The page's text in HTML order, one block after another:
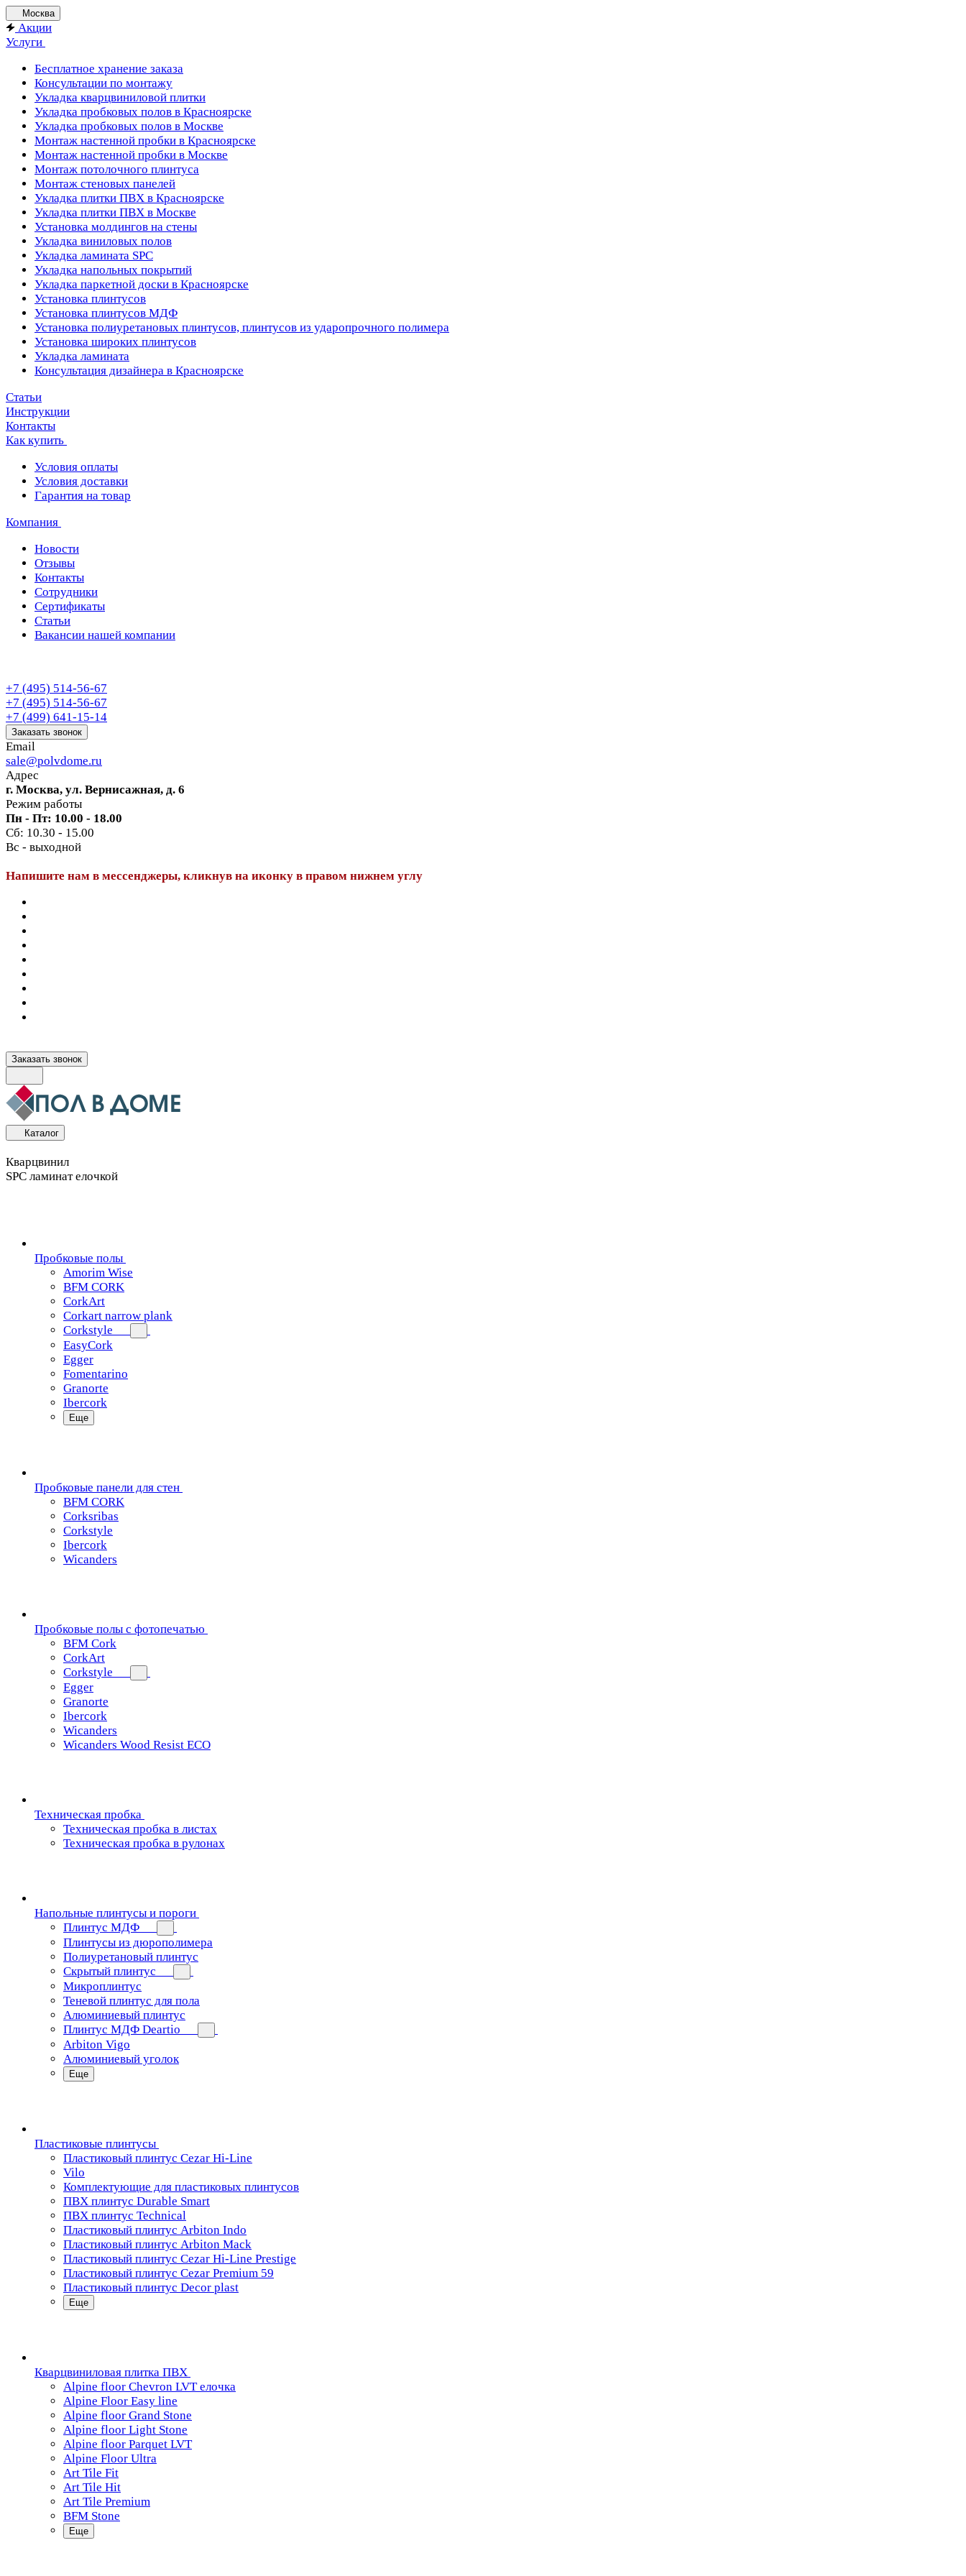
Москва
Акции
Услуги
Бесплатное хранение заказа
Консультации по монтажу
Укладка кварцвиниловой плитки
Укладка пробковых полов в Красноярске
Укладка пробковых полов в Москве
Монтаж настенной пробки в Красноярске
Монтаж настенной пробки в Москве
Монтаж потолочного плинтуса
Монтаж стеновых панелей
Укладка плитки ПВХ в Красноярске
Укладка плитки ПВХ в Москве
Установка молдингов на стены
Укладка виниловых полов
Укладка ламината SPC
Укладка напольных покрытий
Укладка паркетной доски в Красноярске
Установка плинтусов
Установка плинтусов МДФ
Установка полиуретановых плинтусов, плинтусов из ударопрочного полимера
Установка широких плинтусов
Укладка ламината
Консультация дизайнера в Красноярске
Статьи
Инструкции
Контакты
Как купить
Условия оплаты
Условия доставки
Гарантия на товар
Компания
Новости
Отзывы
Контакты
Сотрудники
Сертификаты
Статьи
Вакансии нашей компании
+7 (495) 514-56-67
+7 (495) 514-56-67
+7 (499) 641-15-14
Заказать звонок
Email
sale@polvdome.ru
Адрес
г. Москва, ул. Вернисажная, д. 6
Режим работы
Пн - Пт: 10.00 - 18.00
Сб: 10.30 - 15.00
Вс - выходной
Напишите нам в мессенджеры, кликнув на иконку в правом нижнем углу
Заказать звонок
Каталог
Кварцвинил
SPC ламинат елочкой
Пробковые полы
Amorim Wise
BFM CORK
CorkArt
Corkart narrow plank
Corkstyle
EasyCork
Egger
Fomentarino
Granorte
Ibercork
Еще
Пробковые панели для стен
BFM CORK
Corksribas
Corkstyle
Ibercork
Wicanders
Пробковые полы с фотопечатью
BFM Cork
CorkArt
Corkstyle
Egger
Granorte
Ibercork
Wicanders
Wicanders Wood Resist ECO
Техническая пробка
Техническая пробка в листах
Техническая пробка в рулонах
Напольные плинтусы и пороги
Плинтус МДФ
Плинтусы из дюрополимера
Полиуретановый плинтус
Скрытый плинтус
Микроплинтус
Теневой плинтус для пола
Алюминиевый плинтус
Плинтус МДФ Deartio
Arbiton Vigo
Алюминиевый уголок
Еще
Пластиковые плинтусы
Пластиковый плинтус Cezar Hi-Line
Vilo
Комплектующие для пластиковых плинтусов
ПВХ плинтус Durable Smart
ПВХ плинтус Technical
Пластиковый плинтус Arbiton Indo
Пластиковый плинтус Arbiton Mack
Пластиковый плинтус Cezar Hi-Line Prestige
Пластиковый плинтус Cezar Premium 59
Пластиковый плинтус Decor plast
Еще
Кварцвиниловая плитка ПВХ
Alpine floor Chevron LVT елочка
Alpine Floor Easy line
Alpine floor Grand Stone
Alpine floor Light Stone
Alpine floor Parquet LVT
Alpine Floor Ultra
Art Tile Fit
Art Tile Hit
Art Tile Premium
BFM Stone
Еще